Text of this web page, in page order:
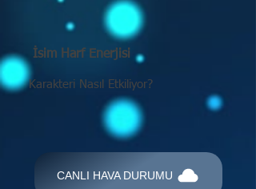
İsim Harf Enerjisi
Karakteri Nasıl Etkiliyor?
CANLI HAVA DURUMU